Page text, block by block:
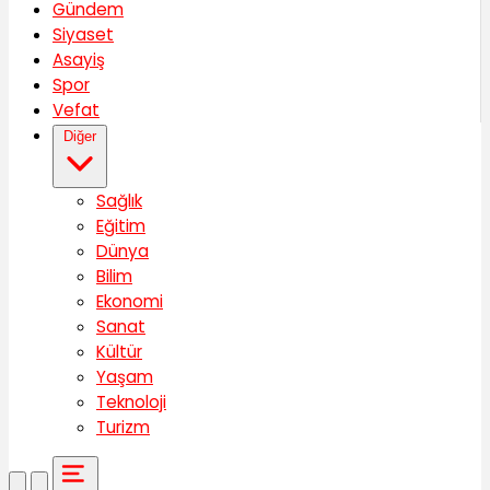
Gündem
Siyaset
Asayiş
Spor
Vefat
Diğer
Sağlık
Eğitim
Dünya
Bilim
Ekonomi
Sanat
Kültür
Yaşam
Teknoloji
Turizm